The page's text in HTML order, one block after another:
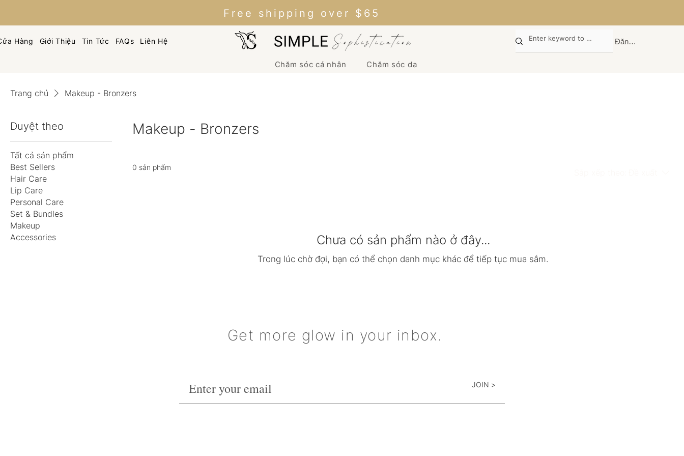
Free shipping over $65
Hàng Giới Thiệu Tin Tức FAQs Liên Hệ Đăng nhập
Chăm sóc cá nhân Chăm sóc da
Trang chủ Makeup - Bronzers
Duyệt theo
Tất cả sản phẩm
Best Sellers
Hair Care
Lip Care
Personal Care
Set & Bundles
Makeup
Accessories
Makeup - Bronzers
0 sản phẩm
Chưa có sản phẩm nào ở đây...
Trong lúc chờ đợi, bạn có thể chọn danh mục khác để tiếp tục mua sắm.
Get more glow in your inbox.
JOIN >